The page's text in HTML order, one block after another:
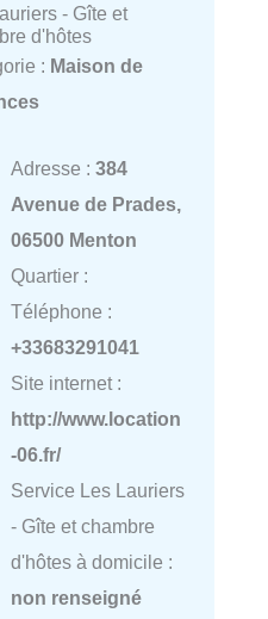
- Gîte et
d'hôtes
: Maison de
Adresse : 384
Avenue de Prades,
06500 Menton
Quartier :
Téléphone :
+33683291041
Site internet :
http://www.location
-06.fr/
Service Les Lauriers
- Gîte et chambre
d'hôtes à domicile :
non renseigné